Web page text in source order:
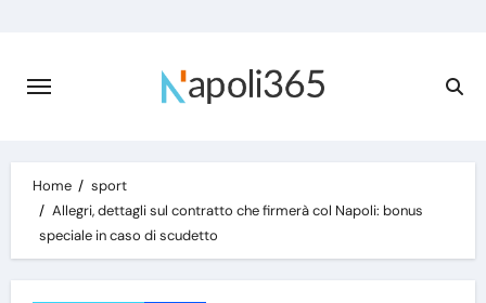
content
Home
sport
Allegri, dettagli sul contratto che firmerà col Napoli: bonus
speciale in caso di scudetto